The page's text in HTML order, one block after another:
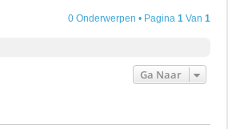
0 Onderwerpen • Pagina 1 Van 1
Ga Naar